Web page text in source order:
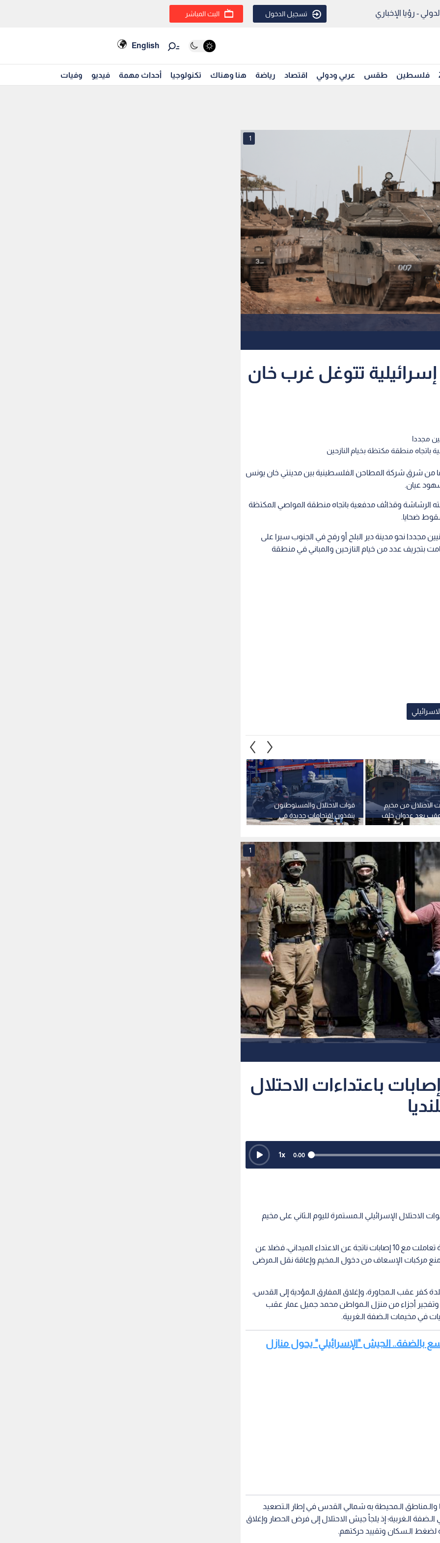
- رؤيا الإخباري تسجيل الدخول البث المباشر
English
فلسطين طقس عربي ودولي اقتصاد رياضة هنا وهناك تكنولوجيا أحداث مهمة فيديو وفيات
1
تتوغل غرب خان
مجددا
باتجاه منطقة مكتظة بخيام النازحين
من شرق شركة المطاحن الفلسطينية بين مدينتي خان يونس
عيان.
الرشاشة وقذائف مدفعية باتجاه منطقة المواصي المكتظة
ضحايا.
مجددا نحو مدينة دير البلح أو رفح في الجنوب سيرا على
بتجريف عدد من خيام النازحين والمباني في منطقة
قوات الاحتلال والمستوطنون
ينفذون اقتحامات جديدة في
نابلس وبيت لحم
الاحتلال من مخيم
عقب بعد عدوان خلف
والمعتقلين
1
مصادر فلسطينية: 10 إصابات باعتداءات الاحتلال
0:00
1x
الاحتلال الإسرائيلي الـمستمرة لليوم الـثاني على مخيم
وأفاد الـهلال الأحمر الفلسطيني بأن الطواقم الـطبية تعاملت مع 10 إصابات ناتجة عن الاعتداء الميداني، فضلا عن
مركبات الإسعاف من دخول الـمخيم وإعاقة نقل الـمرضى
كفر عقب الـمجاورة، وإغلاق المفارق الـمؤدية إلى القدس،
وتفجير أجزاء من منزل الـمواطن محمد جميل عمار عقب
في مخيمات الـضفة الـغربية.
بالضفة.. الجيش "الإسرائيلي" يحول منازل
والـمناطق الـمحيطة به شمالي القدس في إطار الـتصعيد
الـغربية؛ إذ يلجأ جيش الاحتلال إلى فرض الحصار وإغلاق
لضغط الـسكان وتقييد حركتهم.